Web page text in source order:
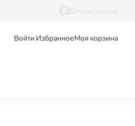
Войти ИзбранноеМоя корзина